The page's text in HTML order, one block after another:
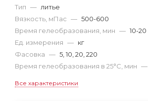
Тип — литье
Вязкость, мПас — 500-600
Время гелеобразования, мин — 10-20
Ед. измерения — кг
Фасовка — 5, 10, 20, 220
Время гелеобразования в 25°С, мин —
Все характеристики